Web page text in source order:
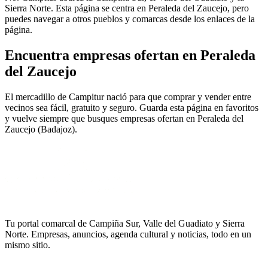
Sierra Norte. Esta página se centra en Peraleda del Zaucejo, pero
puedes navegar a otros pueblos y comarcas desde los enlaces de la
página.
Encuentra empresas ofertan en Peraleda
del Zaucejo
El mercadillo de Campitur nació para que comprar y vender entre
vecinos sea fácil, gratuito y seguro. Guarda esta página en favoritos
y vuelve siempre que busques empresas ofertan en Peraleda del
Zaucejo (Badajoz).
Tu portal comarcal de Campiña Sur, Valle del Guadiato y Sierra
Norte. Empresas, anuncios, agenda cultural y noticias, todo en un
mismo sitio.